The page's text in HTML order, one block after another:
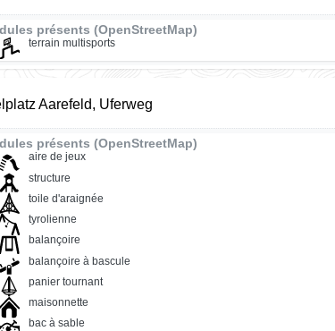
présents (OpenStreetMap)
terrain multisports
Aarefeld, Uferweg
présents (OpenStreetMap)
aire de jeux
structure
toile d'araignée
tyrolienne
balançoire
balançoire à bascule
panier tournant
maisonnette
bac à sable